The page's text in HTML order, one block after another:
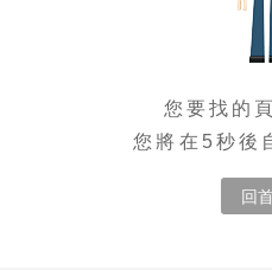
您要找的
您將在5秒後
回